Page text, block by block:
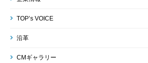
TOP’s VOICE
沿革
CMギャラリー